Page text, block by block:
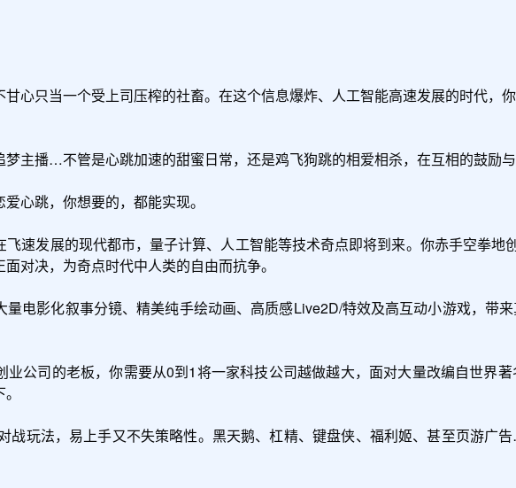
心只当一个受上司压榨的社畜。在这个信息爆炸、人工智能高速发展的时代，
主播…不管是心跳加速的甜蜜日常，还是鸡飞狗跳的相爱相杀，在互相的鼓励
心跳，你想要的，都能实现。
飞速发展的现代都市，量子计算、人工智能等技术奇点即将到来。你赤手空拳地
对决，为奇点时代中人类的自由而抗争。
量电影化叙事分镜、精美纯手绘动画、高质感Live2D/特效及高互动小游戏，带
业公司的老板，你需要从0到1将一家科技公司越做越大，面对大量改编自世界
战玩法，易上手又不失策略性。黑天鹅、杠精、键盘侠、福利姬、甚至页游